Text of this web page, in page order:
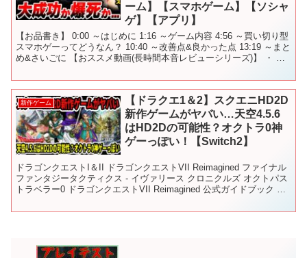
ーム】【スマホゲーム】【ソシャ
ゲ】【アプリ】
【お品書き】 0:00 ～はじめに 1:16 ～ゲーム内容 4:56 ～買い切り型
スマホゲーってどうなん？ 10:40 ～改善点&良かった点 13:19 ～まと
め&さいごに 【おススメ動画(長時間本音レビューシリーズ)】 ・ ・
新作ゲーム
【ドラクエ1＆2】スクエニHD2D
新作ゲームがヤバい…天空4.5.6
はHD2Dの可能性？オクトラ0神
ゲーっぽい！【Switch2】
ドラゴンクエストI＆II ドラゴンクエストVII Reimagined ファイナル
ファンタジータクティクス - イヴァリース クロニクルズ オクトパス
トラベラー0 ドラゴンクエストVII Reimagined 公式ガイドブック ド